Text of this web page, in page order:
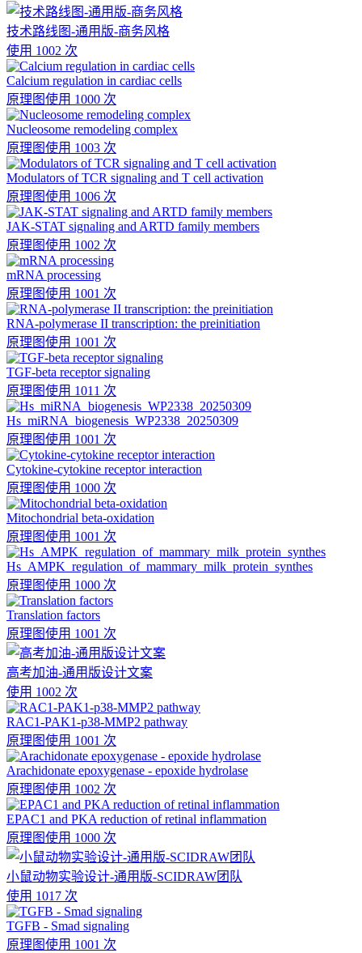
技术路线图-通用版-商务风格
使用 1002 次
Calcium regulation in cardiac cells
原理图使用 1000 次
Nucleosome remodeling complex
原理图使用 1003 次
Modulators of TCR signaling and T cell activation
原理图使用 1006 次
JAK-STAT signaling and ARTD family members
原理图使用 1002 次
mRNA processing
原理图使用 1001 次
RNA-polymerase II transcription: the preinitiation
原理图使用 1001 次
TGF-beta receptor signaling
原理图使用 1011 次
Hs_miRNA_biogenesis_WP2338_20250309
原理图使用 1001 次
Cytokine-cytokine receptor interaction
原理图使用 1000 次
Mitochondrial beta-oxidation
原理图使用 1001 次
Hs_AMPK_regulation_of_mammary_milk_protein_synthes
原理图使用 1000 次
Translation factors
原理图使用 1001 次
高考加油-通用版设计文案
使用 1002 次
RAC1-PAK1-p38-MMP2 pathway
原理图使用 1001 次
Arachidonate epoxygenase - epoxide hydrolase
原理图使用 1002 次
EPAC1 and PKA reduction of retinal inflammation
原理图使用 1000 次
小鼠动物实验设计-通用版-SCIDRAW团队
使用 1017 次
TGFB - Smad signaling
原理图使用 1001 次